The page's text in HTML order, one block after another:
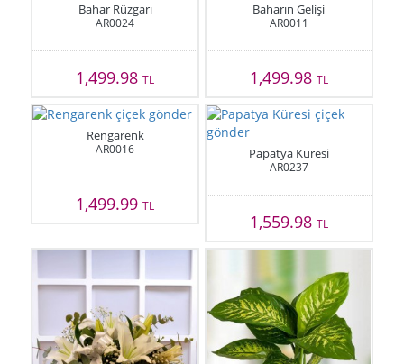
Bahar Rüzgarı
AR0024
1,499.98TL
Baharın Gelişi
AR0011
1,499.98 TL
Rengarenk
AR0016
1,499.99TL
Papatya Küresi
AR0237
1,559.98 TL